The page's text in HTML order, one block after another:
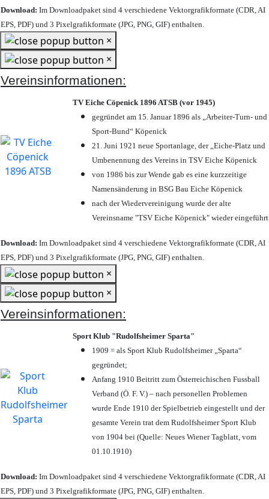
Download: Im Downloadpaket sind 4 verschiedene Vektorgrafikformate (CDR, AI
EPS, PDF) und 3 Pixelgrafikformate (JPG, PNG, GIF) enthalten.
×
×
Vereinsinformationen:
TV Eiche Cöpenick 1896 ATSB (vor 1945)
gegründet am 15. Januar 1896 als „Arbeiter-Turn- und
Sport-Bund“ Köpenick
21. Juni 1921 neue Sportanlage, der „Eiche-Platz und
Umbenennung des Vereins in TSV Eiche Köpenick
von 1986 bis zur Wende gab es eine kurzzeitige
Namensänderung in BSG Bau Eiche Köpenick
nach der Wiedervereinigung wurde der alte
Vereinsname "TSV Eiche Köpenick" wieder eingeführt
Download: Im Downloadpaket sind 4 verschiedene Vektorgrafikformate (CDR, AI
EPS, PDF) und 3 Pixelgrafikformate (JPG, PNG, GIF) enthalten.
×
×
Vereinsinformationen:
Sport Klub "Rudolfsheimer Sparta"
1909 = als Sport Klub Rudolfsheimer „Sparta“
gegründet;
Anfang 1910 Beitritt zum Österreichischen Fussball
Verband (Ö. F. V.) – nach personellen Problemen
wurde Ende 1910 der Spielbetrieb eingestellt und der
gesamte Verein trat dem Rudolfsheimer Sport Klub
von 1904 bei (Quelle: Neues Wiener Tagblatt, vom
01.10.1910)
Download: Im Downloadpaket sind 4 verschiedene Vektorgrafikformate (CDR, AI
EPS, PDF) und 3 Pixelgrafikformate (JPG, PNG, GIF) enthalten.